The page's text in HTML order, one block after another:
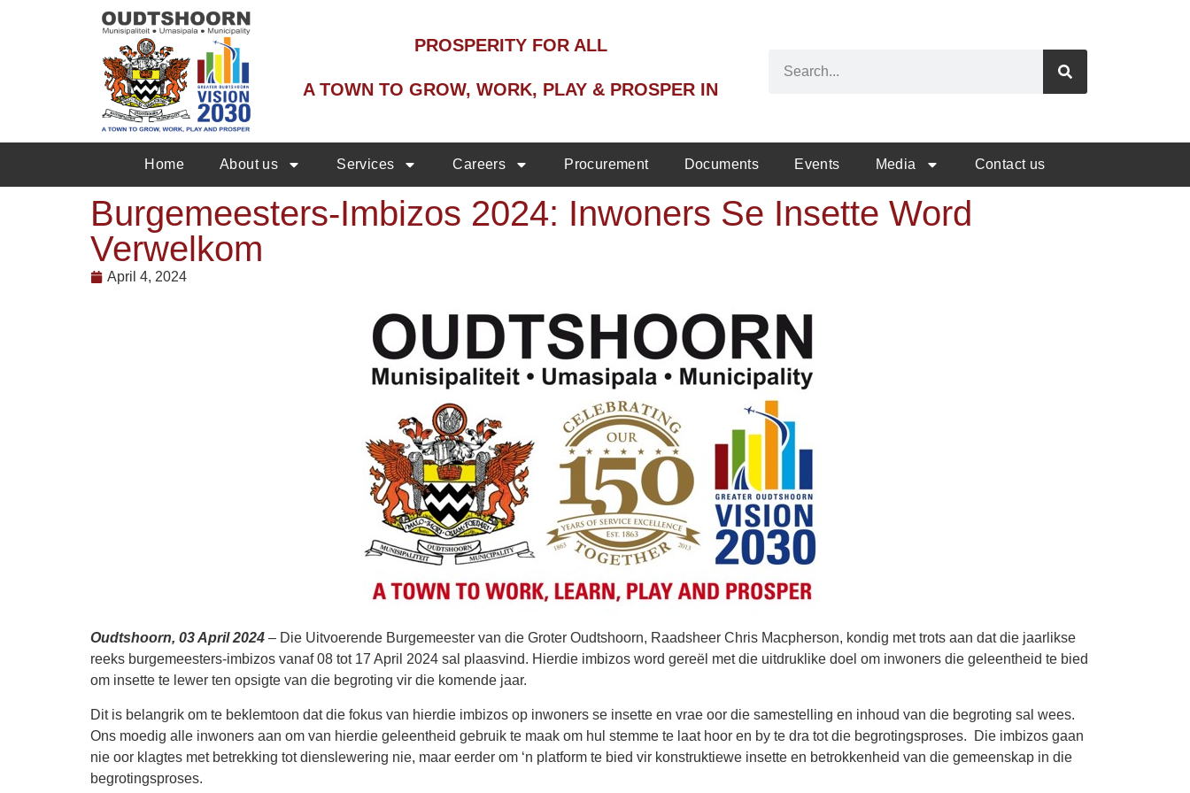
PROSPERITY FOR ALL
A TOWN TO GROW, WORK, PLAY & PROSPER IN
Home About us Services Careers Procurement Documents Events Media Contact us
Burgemeesters-Imbizos 2024: Inwoners Se Insette Word
Verwelkom
April 4, 2024
Oudtshoorn, 03 April 2024 – Die Uitvoerende Burgemeester van die Groter Oudtshoorn, Raadsheer Chris Macpherson, kondig met trots aan dat die jaarlikse
reeks burgemeesters-imbizos vanaf 08 tot 17 April 2024 sal plaasvind. Hierdie imbizos word gereël met die uitdruklike doel om inwoners die geleentheid te bied
om insette te lewer ten opsigte van die begroting vir die komende jaar.
Dit is belangrik om te beklemtoon dat die fokus van hierdie imbizos op inwoners se insette en vrae oor die samestelling en inhoud van die begroting sal wees.
Ons moedig alle inwoners aan om van hierdie geleentheid gebruik te maak om hul stemme te laat hoor en by te dra tot die begrotingsproses. Die imbizos gaan
nie oor klagtes met betrekking tot dienslewering nie, maar eerder om ‘n platform te bied vir konstruktiewe insette en betrokkenheid van die gemeenskap in die
begrotingsproses.